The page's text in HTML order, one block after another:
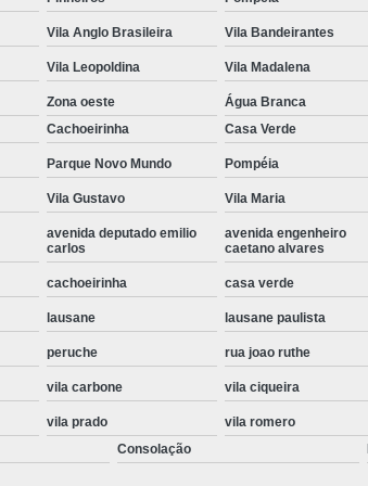
Vila Anglo Brasileira Vila Bandeirantes
Vila Leopoldina Vila Madalena
Zona oeste
Água Branca
Cachoeirinha Casa Verde
Parque Novo Mundo Pompéia
Vila Gustavo Vila Maria
avenida deputado emilio
carlos
avenida engenheiro
caetano alvares
cachoeirinha casa verde
lausane lausane paulista
peruche rua joao ruthe
vila carbone vila ciqueira
vila prado vila romero
Consolação